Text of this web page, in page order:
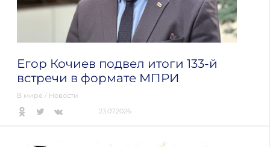
Егор Кочиев подвел итоги 133-й
встречи в формате МПРИ
В мире / Новости
23.07.2026